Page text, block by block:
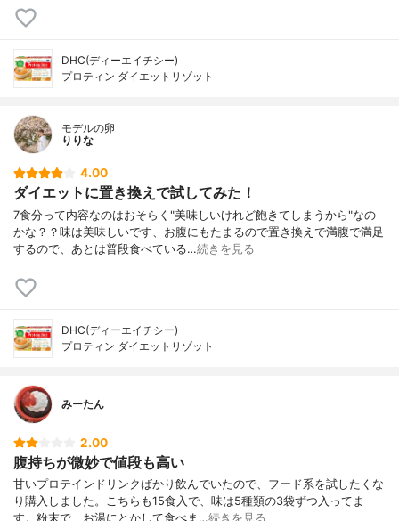
DHC(ディーエイチシー)
プロティン ダイエットリゾット
モデルの卵
りりな
4.00
ダイエットに置き換えで試してみた！
7食分って内容なのはおそらく"美味しいけれど飽きてしまうから"なの
かな？？味は美味しいです、お腹にもたまるので置き換えで満腹で満足
するので、あとは普段食べている…続きを見る
DHC(ディーエイチシー)
プロティン ダイエットリゾット
みーたん
2.00
腹持ちが微妙で値段も高い
甘いプロテインドリンクばかり飲んでいたので、フード系を試したくな
り購入しました。こちらも15食入で、味は5種類の3袋ずつ入ってま
す。粉末で、お湯にとかして食べま…続きを見る